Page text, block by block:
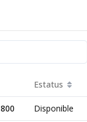
Estatus
Disponible